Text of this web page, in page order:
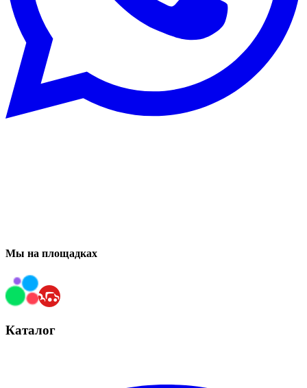
Мы на площадках
Каталог